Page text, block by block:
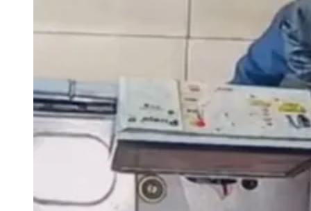
Anuncie no Portal
Publicidade Legal
Negócios Regionais
Turismo
Segurança Regional
Hospitais Estaduais
Parques & Represas
Osasco Carapicuíba JandiraItapevi Cotia
do Bom JesusAraçariguama CajamarCaieiras
Franco da